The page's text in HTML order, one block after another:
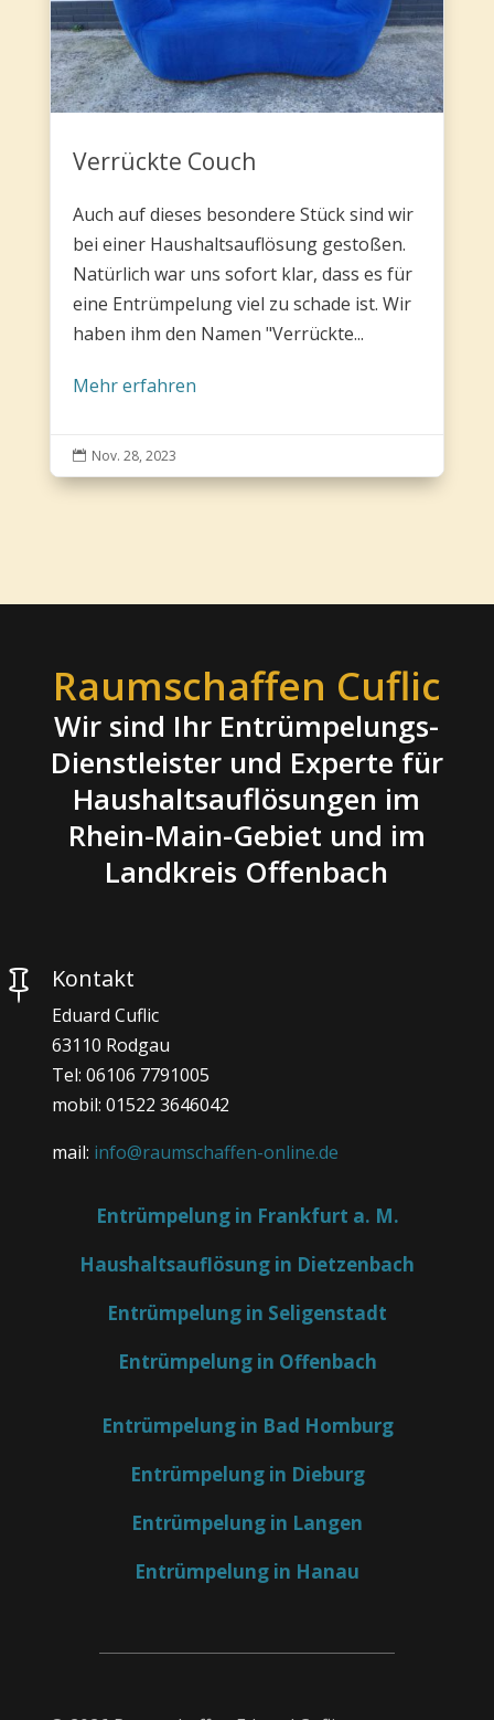
Verrückte Couch
Auch auf dieses besondere Stück sind wir
bei einer Haushaltsauflösung gestoßen.
Natürlich war uns sofort klar, dass es für
eine Entrümpelung viel zu schade ist. Wir
haben ihm den Namen "Verrückte...
Mehr erfahren
 Nov. 28, 2023
Raumschaffen Cuflic
Wir sind Ihr Entrümpelungs-
Dienstleister und Experte für
Haushaltsauflösungen im
Rhein-Main-Gebiet und im
Landkreis Offenbach
 Kontakt
Eduard Cuflic
63110 Rodgau
Tel: 06106 7791005
mobil: 01522 3646042
mail: info@raumschaffen-online.de
Entrümpelung in Frankfurt a. M.
Haushaltsauflösung in Dietzenbach
Entrümpelung in Seligenstadt
Entrümpelung in Offenbach
Entrümpelung in Bad Homburg
Entrümpelung in Dieburg
Entrümpelung in Langen
Entrümpelung in Hanau